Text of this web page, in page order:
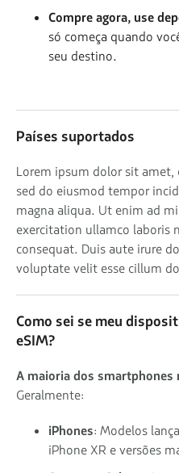
Compre agora, use
só começa quando
seu destino.
Países suportados
Lorem ipsum dolor sit
sed do eiusmod tempor
magna aliqua. Ut enim ad
exercitation ullamco laboris
consequat. Duis aute irure
voluptate velit esse cillum
Como sei se meu
eSIM?
A maioria dos smartphones
Geralmente:
iPhones: Modelos
iPhone XR e versões